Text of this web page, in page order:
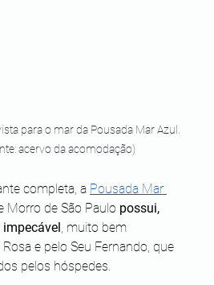
para o mar da Pousada Mar Azul.
acervo da acomodação)
completa, a Pousada Mar
Morro de São Paulo possui,
, muito bem
e pelo Seu Fernando, que
pelos hóspedes.